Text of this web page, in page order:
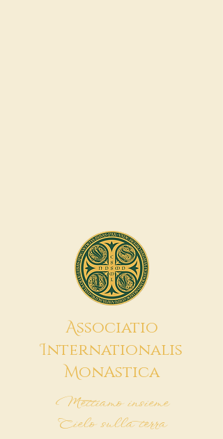
Associatio
Internationalis
MonAstica
Mettiamo insieme
Cielo sulla terra